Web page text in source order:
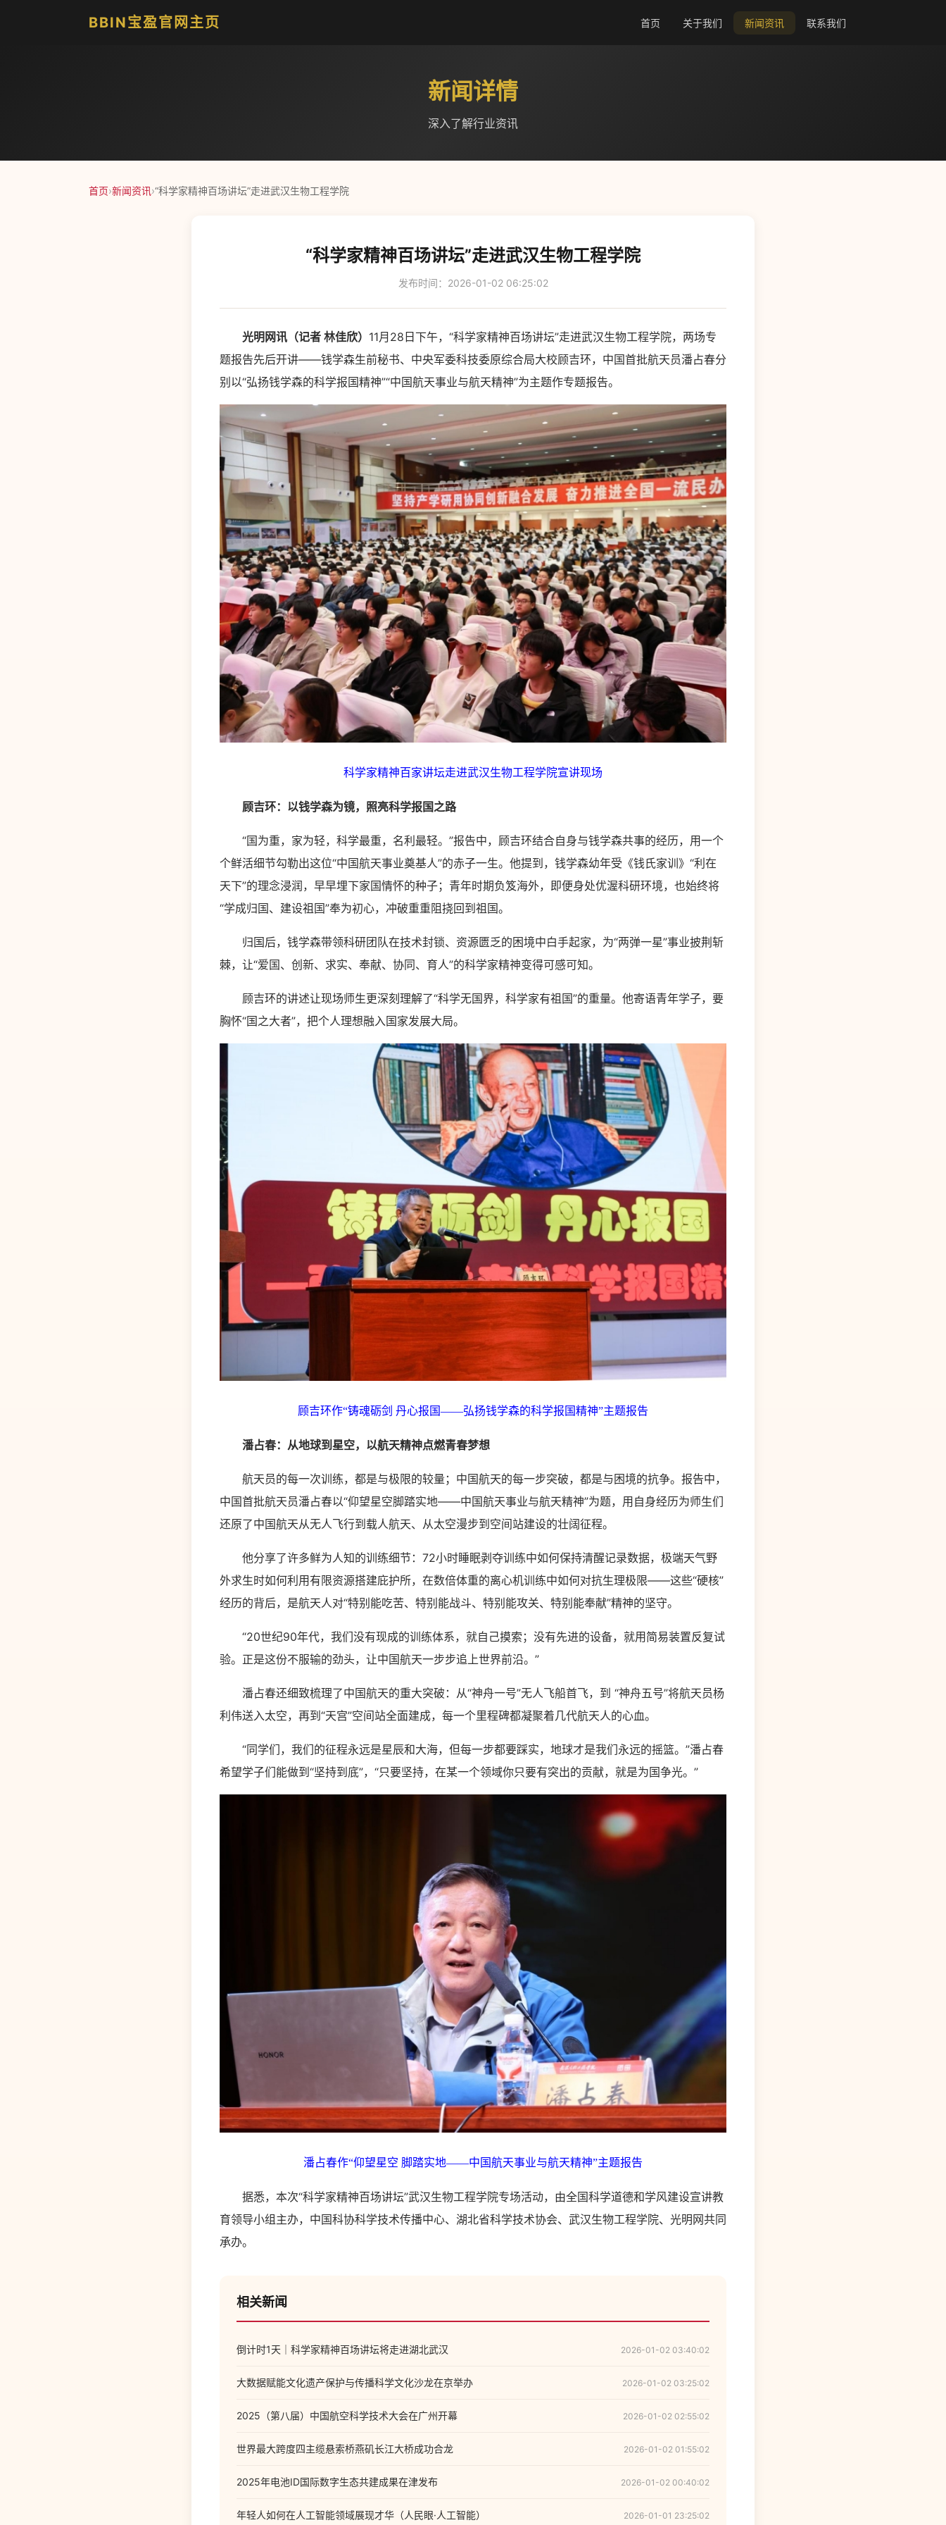
BBIN宝盈官网主页 首页 关于我们 新闻资讯 联系我们
新闻详情
深入了解行业资讯
首页›新闻资讯›“科学家精神百场讲坛”走进武汉生物工程学院
“科学家精神百场讲坛”走进武汉生物工程学院
发布时间：2026-01-02 06:25:02
光明网讯（记者 林佳欣） 11月28日下午，“科学家精神百场讲坛”走进武汉生物工程学院，两场专
题报告先后开讲——钱学森生前秘书、中央军委科技委原综合局大校顾吉环，中国首批航天员潘占春分
别以“弘扬钱学森的科学报国精神”“中国航天事业与航天精神”为主题作专题报告。
科学家精神百家讲坛走进武汉生物工程学院宣讲现场
顾吉环：以钱学森为镜，照亮科学报国之路
“国为重，家为轻，科学最重，名利最轻。”报告中，顾吉环结合自身与钱学森共事的经历，用一个
个鲜活细节勾勒出这位“中国航天事业奠基人”的赤子一生。他提到，钱学森幼年受《钱氏家训》“利在
天下”的理念浸润，早早埋下家国情怀的种子；青年时期负笈海外，即便身处优渥科研环境，也始终将
“学成归国、建设祖国”奉为初心，冲破重重阻挠回到祖国。
归国后，钱学森带领科研团队在技术封锁、资源匮乏的困境中白手起家，为“两弹一星”事业披荆斩
棘，让“爱国、创新、求实、奉献、协同、育人”的科学家精神变得可感可知。
顾吉环的讲述让现场师生更深刻理解了“科学无国界，科学家有祖国”的重量。他寄语青年学子，要
胸怀“国之大者”，把个人理想融入国家发展大局。
顾吉环作“铸魂砺剑 丹心报国——弘扬钱学森的科学报国精神”主题报告
潘占春：从地球到星空，以航天精神点燃青春梦想
航天员的每一次训练，都是与极限的较量；中国航天的每一步突破，都是与困境的抗争。报告中，
中国首批航天员潘占春以“仰望星空脚踏实地——中国航天事业与航天精神”为题，用自身经历为师生们
还原了中国航天从无人飞行到载人航天、从太空漫步到空间站建设的壮阔征程。
他分享了许多鲜为人知的训练细节：72小时睡眠剥夺训练中如何保持清醒记录数据，极端天气野
外求生时如何利用有限资源搭建庇护所，在数倍体重的离心机训练中如何对抗生理极限——这些“硬核”
经历的背后，是航天人对“特别能吃苦、特别能战斗、特别能攻关、特别能奉献”精神的坚守。
“20世纪90年代，我们没有现成的训练体系，就自己摸索；没有先进的设备，就用简易装置反复试
验。正是这份不服输的劲头，让中国航天一步步追上世界前沿。”
潘占春还细致梳理了中国航天的重大突破：从“神舟一号”无人飞船首飞，到 “神舟五号”将航天员杨
利伟送入太空，再到“天宫”空间站全面建成，每一个里程碑都凝聚着几代航天人的心血。
“同学们，我们的征程永远是星辰和大海，但每一步都要踩实，地球才是我们永远的摇篮。”潘占春
希望学子们能做到“坚持到底”，“只要坚持，在某一个领域你只要有突出的贡献，就是为国争光。”
潘占春作“仰望星空 脚踏实地——中国航天事业与航天精神”主题报告
据悉，本次“科学家精神百场讲坛”武汉生物工程学院专场活动，由全国科学道德和学风建设宣讲教
育领导小组主办，中国科协科学技术传播中心、湖北省科学技术协会、武汉生物工程学院、光明网共同
承办。
相关新闻
倒计时1天｜科学家精神百场讲坛将走进湖北武汉 2026-01-02 03:40:02
大数据赋能文化遗产保护与传播科学文化沙龙在京举办 2026-01-02 03:25:02
2025（第八届）中国航空科学技术大会在广州开幕 2026-01-02 02:55:02
世界最大跨度四主缆悬索桥燕矶长江大桥成功合龙 2026-01-02 01:55:02
2025年电池ID国际数字生态共建成果在津发布 2026-01-02 00:40:02
年轻人如何在人工智能领域展现才华（人民眼·人工智能） 2026-01-01 23:25:02